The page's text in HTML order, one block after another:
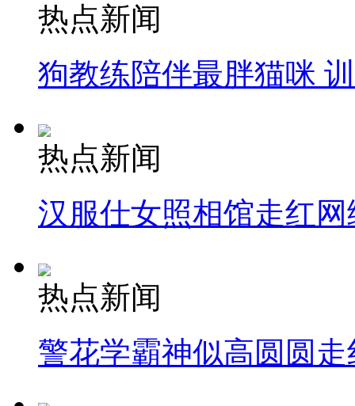
热点新闻
狗教练陪伴最胖猫咪
热点新闻
汉服仕女照相馆走红网
热点新闻
警花学霸神似高圆圆走